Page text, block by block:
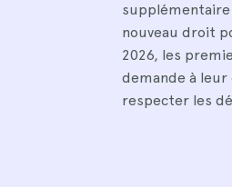
supplémentaire
nouveau droit
2026, les
demande à
respecter les